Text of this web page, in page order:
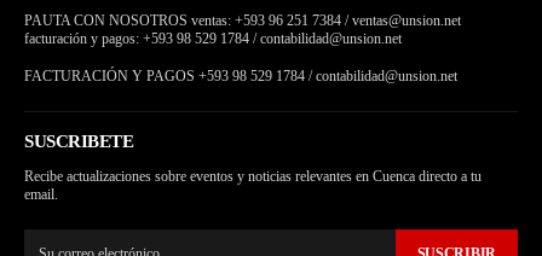
PAUTA CON NOSOTROS ventas: +593 96 251 7384 / ventas@unsion.net
facturación y pagos: +593 98 529 1784 / contabilidad@unsion.net
FACTURACIÓN Y PAGOS +593 98 529 1784 / contabilidad@unsion.net
SUSCRIBETE
Recibe actualizaciones sobre eventos y noticias relevantes en Cuenca directo a tu
email.